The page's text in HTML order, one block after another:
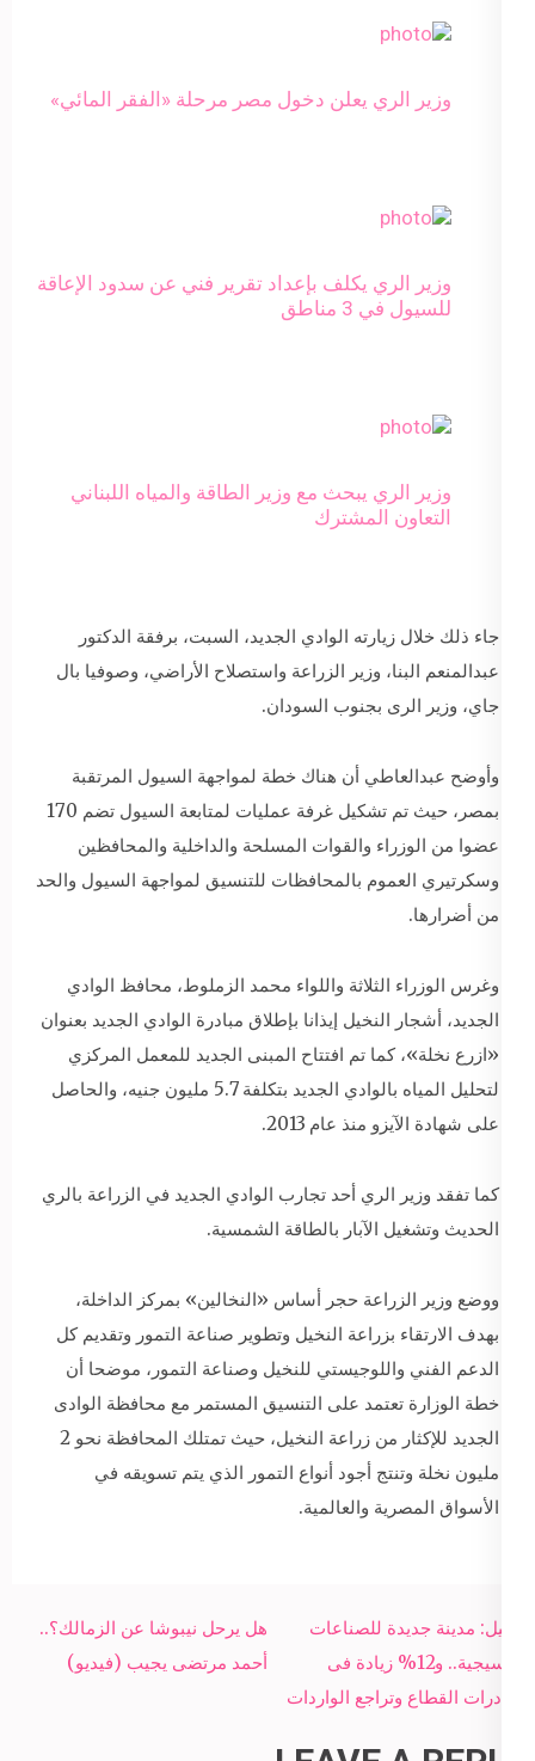
وزير الري يعلن دخول مصر مرحلة «الفقر المائي»
وزير الري يكلف بإعداد تقرير فني عن سدود الإعاقة
للسيول في 3 مناطق
وزير الري يبحث مع وزير الطاقة والمياه اللبناني
التعاون المشترك
جاء ذلك خلال زيارته الوادي الجديد، السبت، برفقة الدكتور
عبدالمنعم البنا، وزير الزراعة واستصلاح الأراضي، وصوفيا بال
جاي، وزير الرى بجنوب السودان.
وأوضح عبدالعاطي أن هناك خطة لمواجهة السيول المرتقبة
بمصر، حيث تم تشكيل غرفة عمليات لمتابعة السيول تضم 170
عضوا من الوزراء والقوات المسلحة والداخلية والمحافظين
وسكرتيري العموم بالمحافظات للتنسيق لمواجهة السيول والحد
من أضرارها.
وغرس الوزراء الثلاثة واللواء محمد الزملوط، محافظ الوادي
الجديد، أشجار النخيل إيذانا بإطلاق مبادرة الوادي الجديد بعنوان
«ازرع نخلة»، كما تم افتتاح المبنى الجديد للمعمل المركزي
لتحليل المياه بالوادي الجديد بتكلفة 5.7 مليون جنيه، والحاصل
على شهادة الآيزو منذ عام 2013.
كما تفقد وزير الري أحد تجارب الوادي الجديد في الزراعة بالري
الحديث وتشغيل الآبار بالطاقة الشمسية.
ووضع وزير الزراعة حجر أساس «النخالين» بمركز الداخلة،
بهدف الارتقاء بزراعة النخيل وتطوير صناعة التمور وتقديم كل
الدعم الفني واللوجيستي للنخيل وصناعة التمور، موضحا أن
خطة الوزارة تعتمد على التنسيق المستمر مع محافظة الوادى
الجديد للإكثار من زراعة النخيل، حيث تمتلك المحافظة نحو 2
مليون نخلة وتنتج أجود أنواع التمور الذي يتم تسويقه في
الأسواق المصرية والعالمية.
Post
navigation
هل يرحل نيبوشا عن الزمالك؟..
أحمد مرتضى يجيب (فيديو)
قابيل: مدينة جديدة للصناعات
النسيجية.. و12% زيادة فى
صادرات القطاع وتراجع الواردات